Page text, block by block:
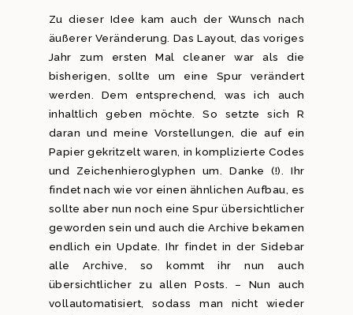
Zu dieser Idee kam auch der Wunsch nach
äußerer Veränderung. Das Layout, das voriges
Jahr zum ersten Mal cleaner war als die
bisherigen, sollte um eine Spur verändert
werden. Dem entsprechend, was ich auch
inhaltlich geben möchte. So setzte sich R
daran und meine Vorstellungen, die auf ein
Papier gekritzelt waren, in komplizierte Codes
und Zeichenhieroglyphen um. Danke (!). Ihr
findet nach wie vor einen ähnlichen Aufbau, es
sollte aber nun noch eine Spur übersichtlicher
geworden sein und auch die Archive bekamen
endlich ein Update. Ihr findet in der Sidebar
alle Archive, so kommt ihr nun auch
übersichtlicher zu allen Posts. – Nun auch
vollautomatisiert, sodass man nicht wieder